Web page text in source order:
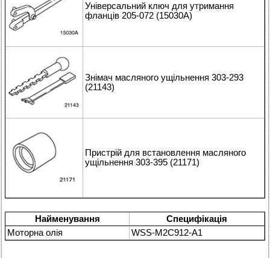
Універсальний ключ для утримання
фланців 205-072 (15030А)
Знімач масляного ущільнення 303-293
(21143)
Пристрій для встановлення масляного
ущільнення 303-395 (21171)
Найменування
Специфікація
Моторна олія
WSS-M2C912-A1